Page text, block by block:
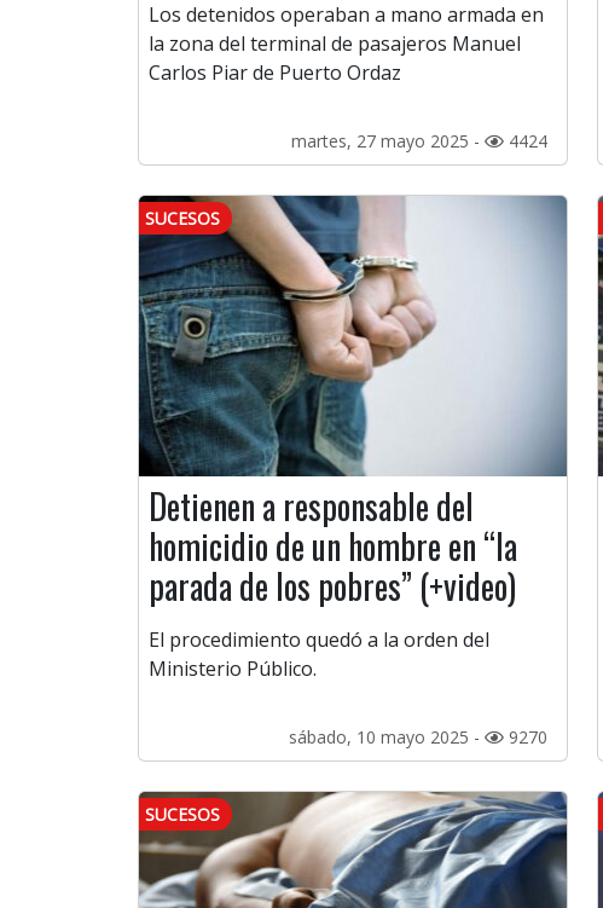
Los detenidos operaban a mano armada en
la zona del terminal de pasajeros Manuel
Carlos Piar de Puerto Ordaz
martes, 27 mayo 2025 - 4424
SUCESOS
Detienen a responsable del
homicidio de un hombre en “la
parada de los pobres” (+video)
El procedimiento quedó a la orden del
Ministerio Público.
sábado, 10 mayo 2025 - 9270
SUCESOS